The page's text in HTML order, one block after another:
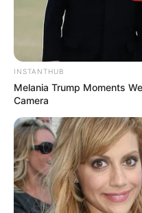
23:05 / 06 Avqust 2026
Hörmüz boğazı
DETALLARI
59
INSTANTHUB
Melania Trump Moments
Camera